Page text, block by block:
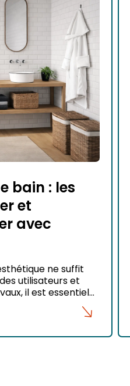
bain : les
et
avec
ne suffit
utilisateurs et
il est essentiel
et distances
harmonieux. Grâce